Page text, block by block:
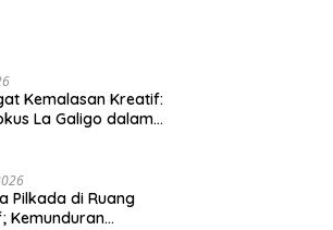
Kemalasan Kreatif:
La Galigo dalam
Pilkada di Ruang
Kemunduran